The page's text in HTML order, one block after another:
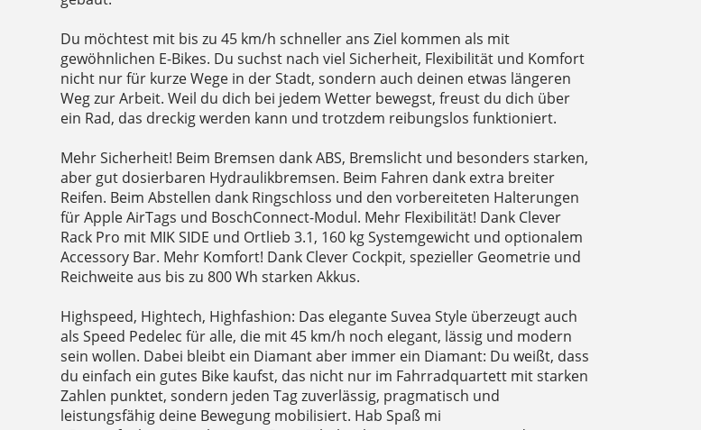
Du möchtest mit bis zu 45 km/h schneller ans Ziel kommen als mit
gewöhnlichen E-Bikes. Du suchst nach viel Sicherheit, Flexibilität und Komfort
nicht nur für kurze Wege in der Stadt, sondern auch deinen etwas längeren
Weg zur Arbeit. Weil du dich bei jedem Wetter bewegst, freust du dich über
ein Rad, das dreckig werden kann und trotzdem reibungslos funktioniert.
Mehr Sicherheit! Beim Bremsen dank ABS, Bremslicht und besonders starken,
aber gut dosierbaren Hydraulikbremsen. Beim Fahren dank extra breiter
Reifen. Beim Abstellen dank Ringschloss und den vorbereiteten Halterungen
für Apple AirTags und BoschConnect-Modul. Mehr Flexibilität! Dank Clever
Rack Pro mit MIK SIDE und Ortlieb 3.1, 160 kg Systemgewicht und optionalem
Accessory Bar. Mehr Komfort! Dank Clever Cockpit, spezieller Geometrie und
Reichweite aus bis zu 800 Wh starken Akkus.
Highspeed, Hightech, Highfashion: Das elegante Suvea Style überzeugt auch
als Speed Pedelec für alle, die mit 45 km/h noch elegant, lässig und modern
sein wollen. Dabei bleibt ein Diamant aber immer ein Diamant: Du weißt, dass
du einfach ein gutes Bike kaufst, das nicht nur im Fahrradquartett mit starken
Zahlen punktet, sondern jeden Tag zuverlässig, pragmatisch und
leistungsfähig deine Bewegung mobilisiert. Hab Spaß mi